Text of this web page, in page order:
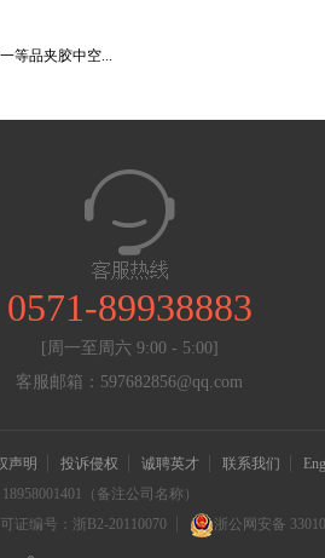
等品夹胶中空...
0571-89938883
[周一至周六 9:00 - 5:00]
客服邮箱：597682856@qq.com
声明 投诉侵权 诚聘英才 联系我们
（备注公司名称）
证编号：浙B2-20110070 浙公网安备